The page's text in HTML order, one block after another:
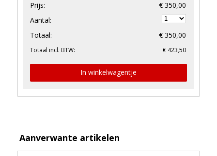
Prijs:
€ 350,00
Aantal:
Totaal:
€ 350,00
Totaal incl. BTW: € 423,50
In winkelwagentje
Aanverwante artikelen